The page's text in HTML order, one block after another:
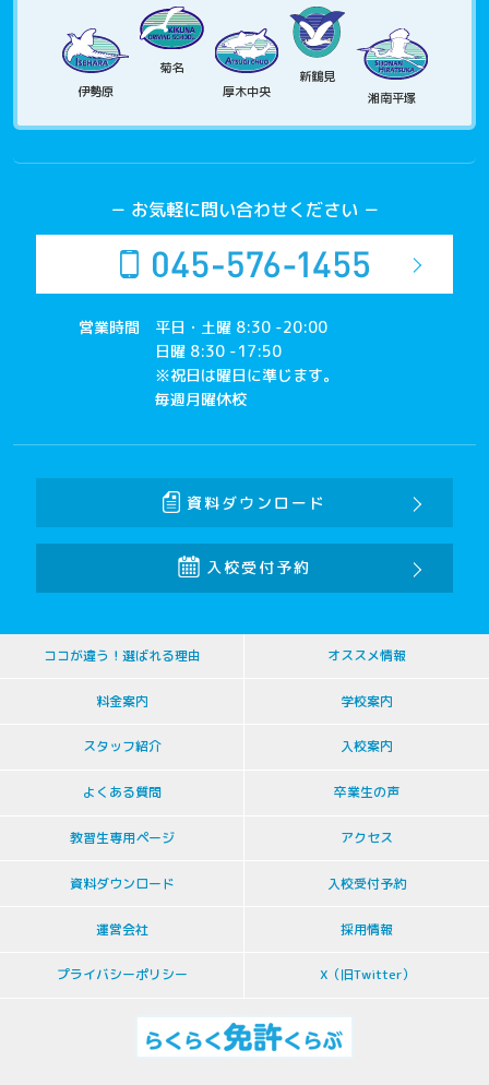
伊勢原
菊名
厚木中央
新鶴見
湘南平塚
－ お気軽に問い合わせください －
営業時間
平日・土曜 8:30 -20:00
日曜 8:30 -17:50
※祝日は曜日に準じます。
毎週月曜休校
資料ダウンロード
入校受付予約
ココが違う！選ばれる理由 オススメ情報
料金案内 学校案内
スタッフ紹介 入校案内
よくある質問 卒業生の声
教習生専用ページ アクセス
資料ダウンロード 入校受付予約
運営会社 採用情報
プライバシーポリシー X（旧Twitter）